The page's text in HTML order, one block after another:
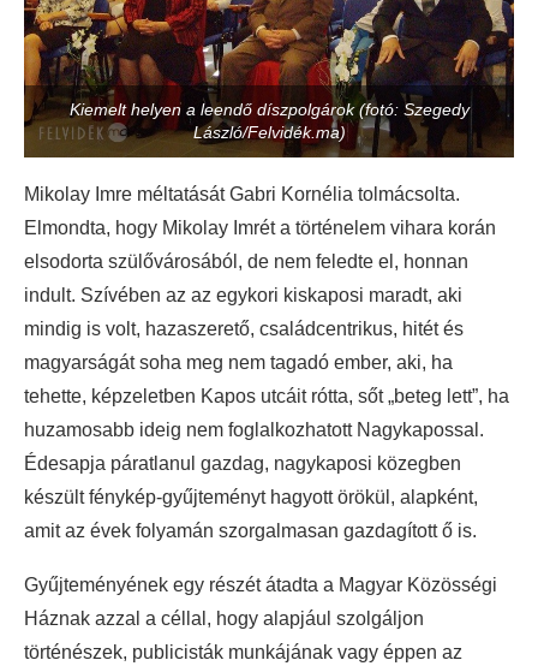
Kiemelt helyen a leendő díszpolgárok (fotó: Szegedy
László/Felvidék.ma)
Mikolay Imre méltatását Gabri Kornélia tolmácsolta.
Elmondta, hogy Mikolay Imrét a történelem vihara korán
elsodorta szülővárosából, de nem feledte el, honnan
indult. Szívében az az egykori kiskaposi maradt, aki
mindig is volt, hazaszerető, családcentrikus, hitét és
magyarságát soha meg nem tagadó ember, aki, ha
tehette, képzeletben Kapos utcáit rótta, sőt „beteg lett”, ha
huzamosabb ideig nem foglalkozhatott Nagykapossal.
Édesapja páratlanul gazdag, nagykaposi közegben
készült fénykép-gyűjteményt hagyott örökül, alapként,
amit az évek folyamán szorgalmasan gazdagított ő is.
Gyűjteményének egy részét átadta a Magyar Közösségi
Háznak azzal a céllal, hogy alapjául szolgáljon
történészek, publicisták munkájának vagy éppen az